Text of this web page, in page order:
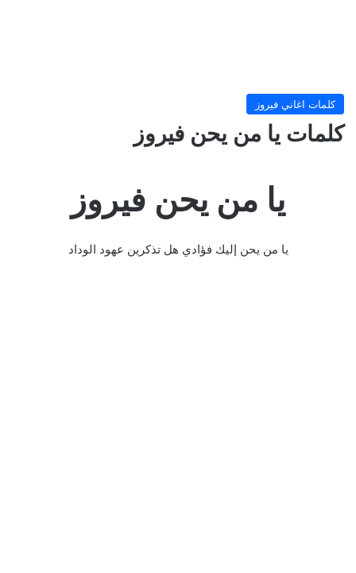
كلمات اغاني فيروز
كلمات يا من يحن فيروز
يا من يحن فيروز
يا من يحن إليك فؤادي هل تذكرين عهود الوداد